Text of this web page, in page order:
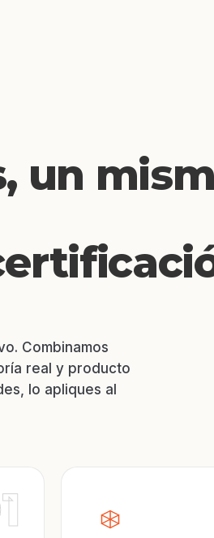
un
Combinamos
real y producto
lo apliques al